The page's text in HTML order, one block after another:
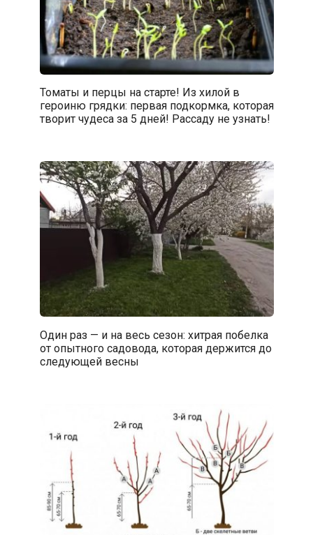
Томаты и перцы на старте! Из хилой в
героиню грядки: первая подкормка, которая
творит чудеса за 5 дней! Рассаду не узнать!
Один раз — и на весь сезон: хитрая побелка
от опытного садовода, которая держится до
следующей весны